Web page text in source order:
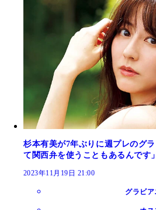
杉本有美が7年ぶりに週プレのグ
て関西弁を使うこともあるんです」
2023年11月19日 21:00
グラビア